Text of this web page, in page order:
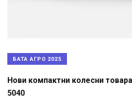
БАТА АГРО 2025
Нови компактни колесни
5040